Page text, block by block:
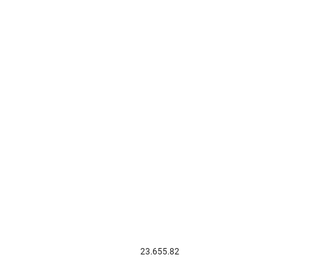
23.655.82